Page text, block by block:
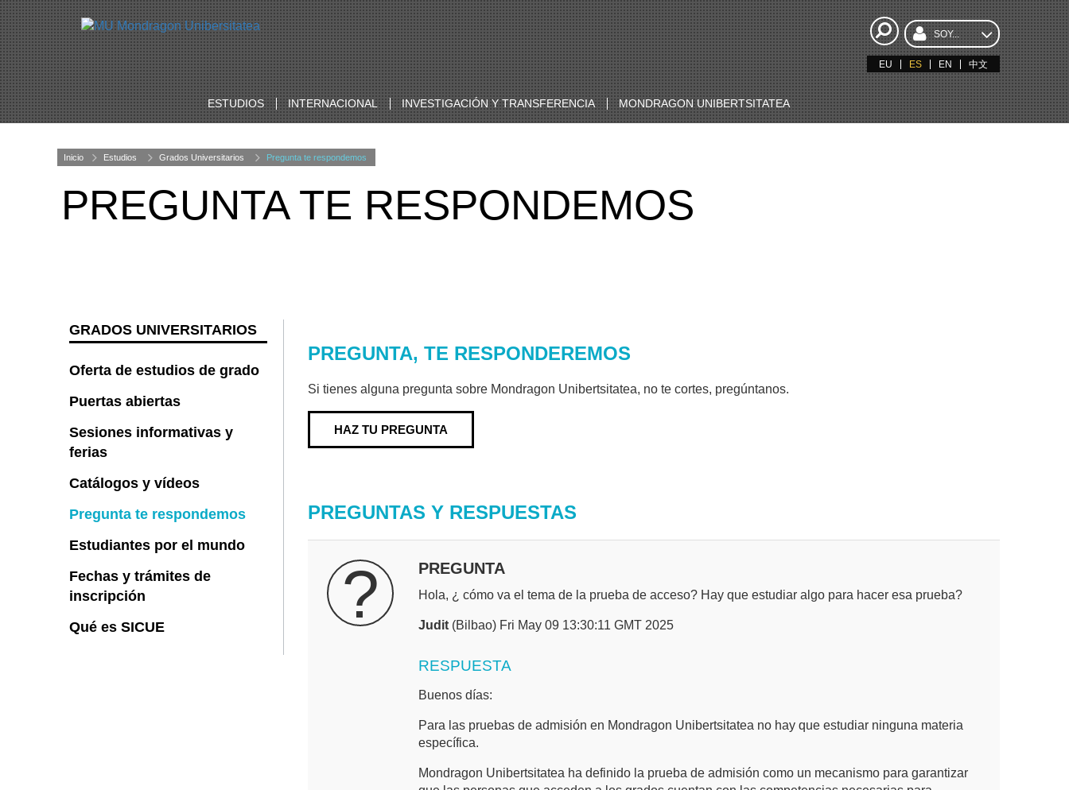
SOY...
EU ES EN 中文
ESTUDIOS INTERNACIONAL INVESTIGACIÓN Y TRANSFERENCIA MONDRAGON UNIBERTSITATEA
Inicio Estudios Grados Universitarios Pregunta te respondemos
PREGUNTA TE RESPONDEMOS
PREGUNTA, TE RESPONDEREMOS
Si tienes alguna pregunta sobre Mondragon Unibertsitatea, no te cortes, pregúntanos.
HAZ TU PREGUNTA
PREGUNTAS Y RESPUESTAS
? PREGUNTA
Hola, ¿ cómo va el tema de la prueba de acceso? Hay que estudiar algo para hacer esa prueba?
Judit (Bilbao) Fri May 09 13:30:11 GMT 2025
RESPUESTA
Buenos días:
Para las pruebas de admisión en Mondragon Unibertsitatea no hay que estudiar ninguna materia
específica.
Mondragon Unibertsitatea ha definido la prueba de admisión como un mecanismo para garantizar
GRADOS UNIVERSITARIOS
Oferta de estudios de grado
Puertas abiertas
Sesiones informativas y
ferias
Catálogos y vídeos
Pregunta te respondemos
Estudiantes por el mundo
Fechas y trámites de
inscripción
Qué es SICUE